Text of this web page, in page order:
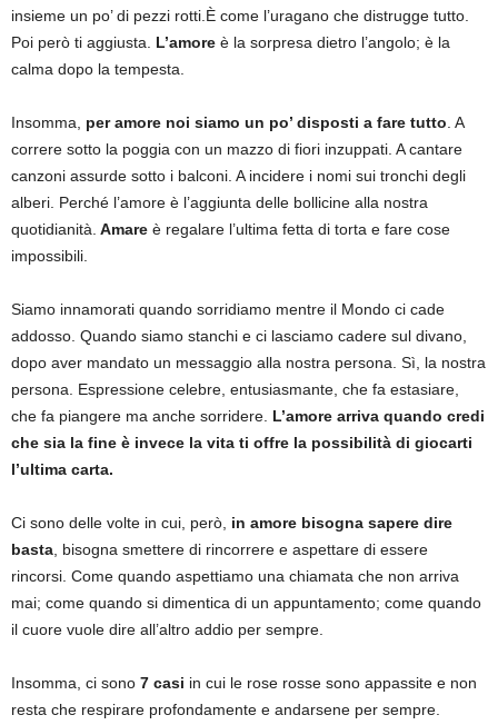
insieme un po’ di pezzi rotti.È come l’uragano che distrugge tutto.
Poi però ti aggiusta. L’amore è la sorpresa dietro l’angolo; è la
calma dopo la tempesta.
Insomma, per amore noi siamo un po’ disposti a fare tutto. A
correre sotto la poggia con un mazzo di fiori inzuppati. A cantare
canzoni assurde sotto i balconi. A incidere i nomi sui tronchi degli
alberi. Perché l’amore è l’aggiunta delle bollicine alla nostra
quotidianità. Amare è regalare l’ultima fetta di torta e fare cose
impossibili.
Siamo innamorati quando sorridiamo mentre il Mondo ci cade
addosso. Quando siamo stanchi e ci lasciamo cadere sul divano,
dopo aver mandato un messaggio alla nostra persona. Sì, la nostra
persona. Espressione celebre, entusiasmante, che fa estasiare,
che fa piangere ma anche sorridere. L’amore arriva quando credi
che sia la fine è invece la vita ti offre la possibilità di giocarti
l’ultima carta.
Ci sono delle volte in cui, però, in amore bisogna sapere dire
basta, bisogna smettere di rincorrere e aspettare di essere
rincorsi. Come quando aspettiamo una chiamata che non arriva
mai; come quando si dimentica di un appuntamento; come quando
il cuore vuole dire all’altro addio per sempre.
Insomma, ci sono 7 casi in cui le rose rosse sono appassite e non
resta che respirare profondamente e andarsene per sempre.